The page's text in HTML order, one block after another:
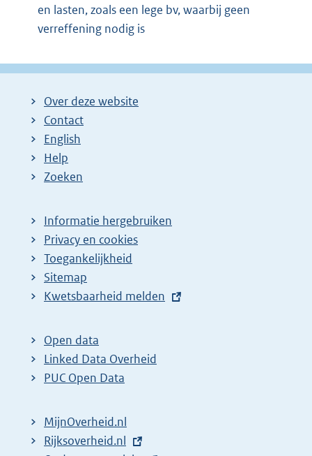
en lasten, zoals een lege bv, waarbij geen
verreffening nodig is
Over deze website
Contact
English
Help
Zoeken
Informatie hergebruiken
Privacy en cookies
Toegankelijkheid
Sitemap
E
t
e
r
l
i
Kwetsbaarheid melden
Open data
Linked Data Overheid
PUC Open Data
MijnOverheid.nl
E
Rijksoverheid.nl